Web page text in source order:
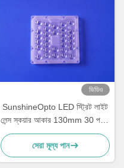
ভিডিও
SunshineOpto LED স্ট্রিট লাইট
লেন্স স্কয়ার আকার 130mm 30 পয়েন্ট
SMD 5050
সেরা মূল্য পান